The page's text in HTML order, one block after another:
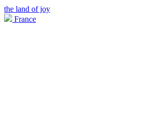
the land of joy
France